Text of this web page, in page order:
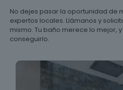
No dejes pasar la oportunidad de
expertos locales. Llámanos y
mismo. Tu baño merece lo mejor,
conseguirlo.